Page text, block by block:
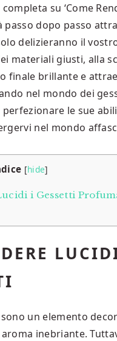
su ‘Come
passo dopo passo
delizieranno il
materiali giusti, alla
finale brillante e
nel mondo dei
le sue
nel mondo
[hide]
i Gessetti
un elemento
inebriante.